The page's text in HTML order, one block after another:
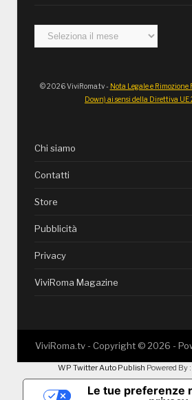
Archivi
© 2026 ViviRoma.tv - Nota Legale e
Down) ai sensi della Direttiva
Chi siamo
Contatti
Store
Pubblicità
Privacy
ViviRoma Magazine
ViviRoma.tv - Copyright ©2026 -
WP Twitter Auto Publish Powered By :
Le tue preferenze